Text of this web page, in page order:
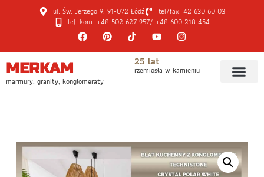
ul. Św. Jerzego 9, 91-072 Łódź
tel/fax. 42 630 60 03
tel. kom. +48 502 627 957/ +48 600 218 454
MERKAM
marmury, granity, konglomeraty
25 lat
rzemiosła w kamieniu